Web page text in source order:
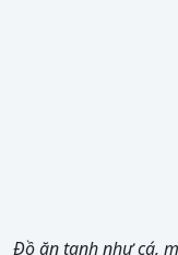
Đồ ăn tanh như cá,